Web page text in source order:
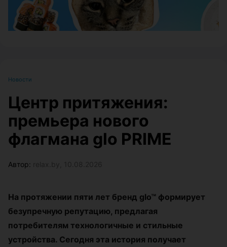
Новости
Центр притяжения:
премьера нового
флагмана glo PRIME
Автор:
На протяжении пяти лет бренд glo™ формирует
безупречную репутацию, предлагая
потребителям технологичные и стильные
устройства. Сегодня эта история получает